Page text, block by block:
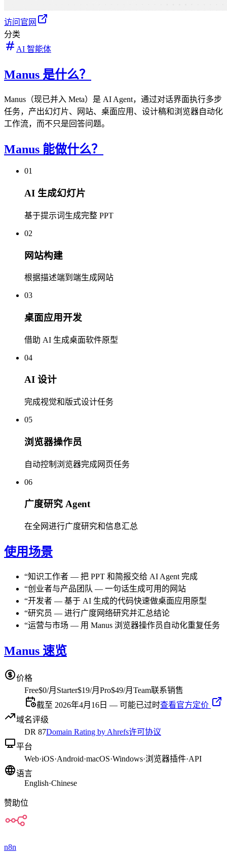
访问官网
分类
AI 智能体
Manus 是什么？
Manus（现已并入 Meta）是 AI Agent，通过对话界面执行多步
任务，产出幻灯片、网站、桌面应用、设计稿和浏览器自动化
工作流，而不只是回答问题。
Manus 能做什么？
01
AI 生成幻灯片
基于提示词生成完整 PPT
02
网站构建
根据描述端到端生成网站
03
桌面应用开发
借助 AI 生成桌面软件原型
04
AI 设计
完成视觉和版式设计任务
05
浏览器操作员
自动控制浏览器完成网页任务
06
广度研究 Agent
在全网进行广度研究和信息汇总
使用场景
“知识工作者 — 把 PPT 和简报交给 AI Agent 完成
“创业者与产品团队 — 一句话生成可用的网站
“开发者 — 基于 AI 生成的代码快速做桌面应用原型
“研究员 — 进行广度网络研究并汇总结论
“运营与市场 — 用 Manus 浏览器操作员自动化重复任务
Manus 速览
价格
Free$0/月 Starter$19/月 Pro$49/月 Team联系销售
截至 2026年4月16日 — 可能已过时查看官方定价
域名评级
DR 87Domain Rating by Ahrefs许可协议
平台
Web·iOS·Android·macOS·Windows·浏览器插件·API
语言
English·Chinese
赞助位
n8n